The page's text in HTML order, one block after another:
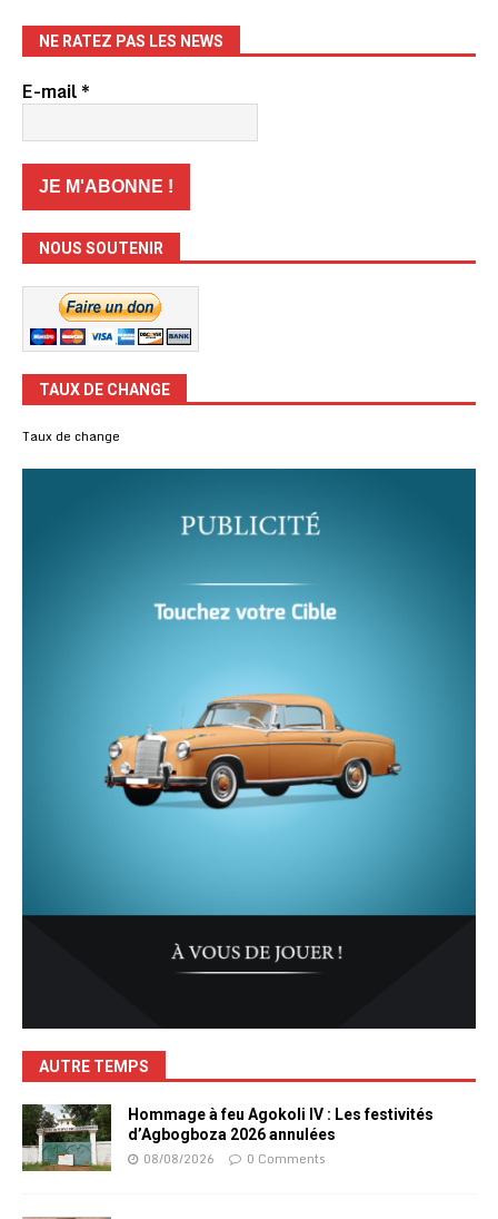
NE RATEZ PAS LES NEWS
E-mail*
NOUS SOUTENIR
TAUX DE CHANGE
Taux de change
AUTRE TEMPS
Hommage à feu Agokoli IV : Les festivités
d’Agbogboza 2026 annulées
08/08/2026 0 Comments